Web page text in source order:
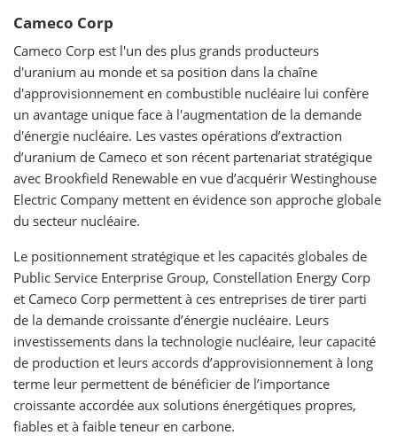
Cameco Corp
Cameco Corp est l'un des plus grands producteurs
d'uranium au monde et sa position dans la chaîne
d'approvisionnement en combustible nucléaire lui confère
un avantage unique face à l'augmentation de la demande
d'énergie nucléaire. Les vastes opérations d’extraction
d’uranium de Cameco et son récent partenariat stratégique
avec Brookfield Renewable en vue d’acquérir Westinghouse
Electric Company mettent en évidence son approche globale
du secteur nucléaire.
Le positionnement stratégique et les capacités globales de
Public Service Enterprise Group, Constellation Energy Corp
et Cameco Corp permettent à ces entreprises de tirer parti
de la demande croissante d’énergie nucléaire. Leurs
investissements dans la technologie nucléaire, leur capacité
de production et leurs accords d’approvisionnement à long
terme leur permettent de bénéficier de l’importance
croissante accordée aux solutions énergétiques propres,
fiables et à faible teneur en carbone.